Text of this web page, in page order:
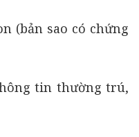
(bản sao có chứng
tin thường trú,